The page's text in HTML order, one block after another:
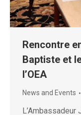
Rencontre
Baptiste et
l’OEA
News and Events